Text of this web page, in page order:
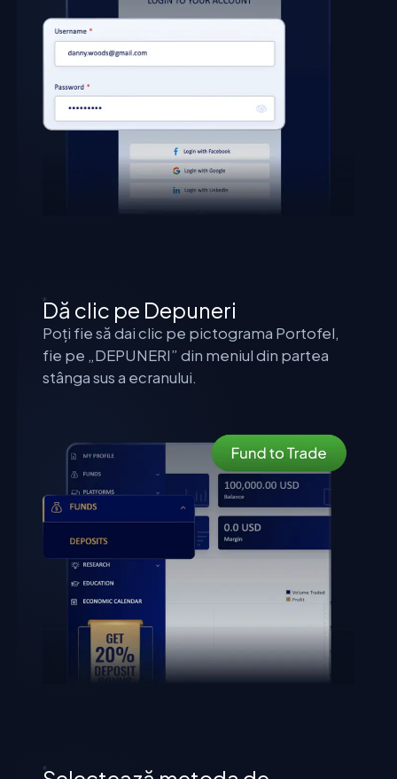
Dă clic pe Depuneri
Poți fie să dai clic pe pictograma Portofel,
fie pe „DEPUNERI” din meniul din partea
stânga sus a ecranului.